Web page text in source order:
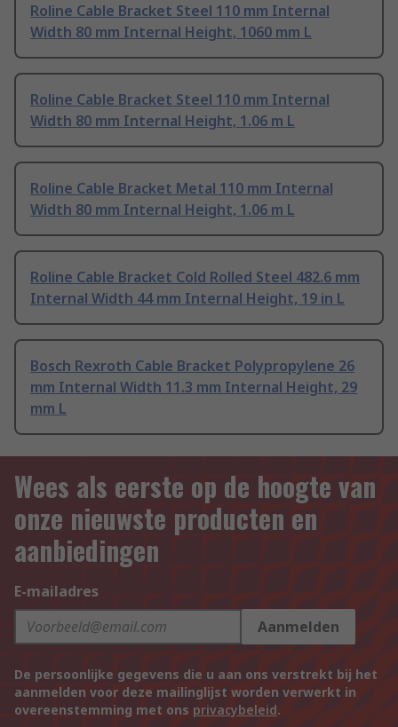
Roline Cable Bracket Steel 110 mm Internal
Width 80 mm Internal Height, 1060 mm L
Roline Cable Bracket Steel 110 mm Internal
Width 80 mm Internal Height, 1.06 m L
Roline Cable Bracket Metal 110 mm Internal
Width 80 mm Internal Height, 1.06 m L
Roline Cable Bracket Cold Rolled Steel 482.6 mm
Internal Width 44 mm Internal Height, 19 in L
Bosch Rexroth Cable Bracket Polypropylene 26
mm Internal Width 11.3 mm Internal Height, 29
mm L
Wees als eerste op de hoogte van
onze nieuwste producten en
aanbiedingen
E-mailadres
Aanmelden
De persoonlijke gegevens die u aan ons verstrekt bij het
aanmelden voor deze mailinglijst worden verwerkt in
overeenstemming met ons privacybeleid.